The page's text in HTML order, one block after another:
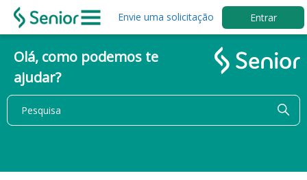
Envie uma solicitação Entrar
Olá, como podemos te
ajudar?